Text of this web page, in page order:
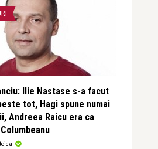
Ilie Nastase s-a facut
tot, Hagi spune numai
Andreea Raicu era ca